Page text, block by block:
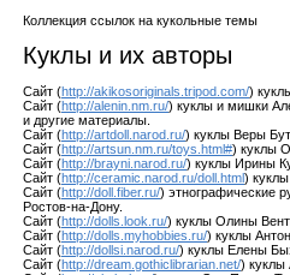
Коллекция ссылок на кукольные темы
Куклы и их авторы
Сайт (http://akikosoriginals.tripod.com/)
Сайт (http://alenin.nm.ru/) куклы и мишки
и другие материалы.
Сайт (http://artdoll.narod.ru/) куклы Веры
Сайт (http://artsun.nm.ru/toys.html#) куклы
Сайт (http://brayni.narod.ru/) куклы Ирины
Сайт (http://ceramic.narod.ru/doll.html)
Сайт (http://doll.fiber.ru/) этнографические
Ростов-на-Дону.
Сайт (http://dolls.look.ru/) куклы Олины
Сайт (http://dolls.myhobbies.ru/) куклы
Сайт (http://dollsi.narod.ru/) куклы Елены
Сайт (http://dream.gothiclibrarian.net/) куклы